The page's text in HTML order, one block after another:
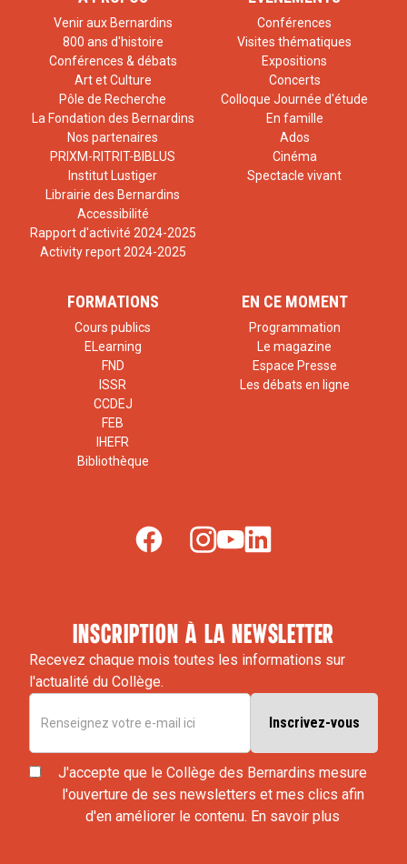
Venir aux Bernardins
800 ans d'histoire
Conférences & débats
Art et Culture
Pôle de Recherche
La Fondation des Bernardins
Nos partenaires
PRIXM-RITRIT-BIBLUS
Institut Lustiger
Librairie des Bernardins
Accessibilité
Rapport d'activité 2024-2025
Activity report 2024-2025
Conférences
Visites thématiques
Expositions
Concerts
Colloque Journée d'étude
En famille
Ados
Cinéma
Spectacle vivant
FORMATIONS
Cours publics
ELearning
FND
ISSR
CCDEJ
FEB
IHEFR
Bibliothèque
EN CE MOMENT
Programmation
Le magazine
Espace Presse
Les débats en ligne
inscription à la newsletter
Recevez chaque mois toutes les informations sur
l'actualité du Collège.
J'accepte que le Collège des Bernardins mesure
l'ouverture de ses newsletters et mes clics afin
d'en améliorer le contenu. En savoir plus